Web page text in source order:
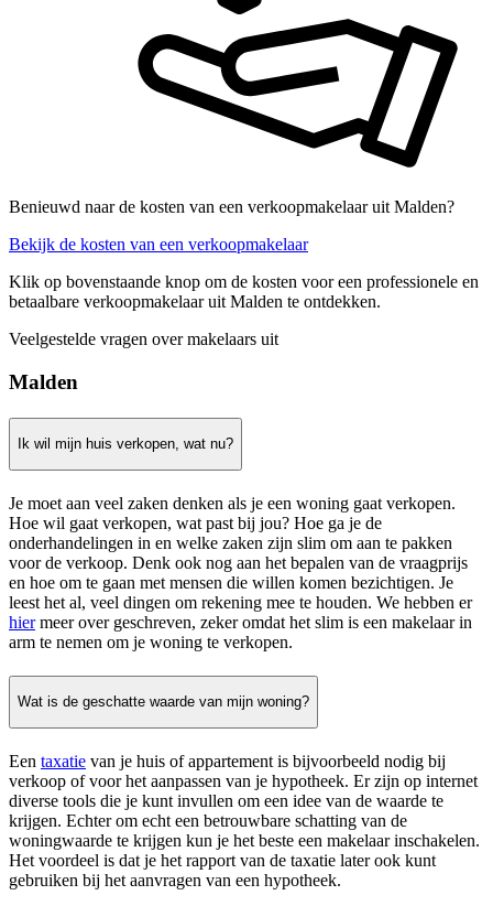
Benieuwd naar de kosten van een verkoopmakelaar uit Malden?
Bekijk de kosten van een verkoopmakelaar
Klik op bovenstaande knop om de kosten voor een professionele en
betaalbare verkoopmakelaar uit Malden te ontdekken.
Veelgestelde vragen over makelaars uit
Malden
Ik wil mijn huis verkopen, wat nu?
Je moet aan veel zaken denken als je een woning gaat verkopen.
Hoe wil gaat verkopen, wat past bij jou? Hoe ga je de
onderhandelingen in en welke zaken zijn slim om aan te pakken
voor de verkoop. Denk ook nog aan het bepalen van de vraagprijs
en hoe om te gaan met mensen die willen komen bezichtigen. Je
leest het al, veel dingen om rekening mee te houden. We hebben er
hiermeer over geschreven, zeker omdat het slim is een makelaar in
arm te nemen om je woning te verkopen.
Wat is de geschatte waarde van mijn woning?
Een taxatie van je huis of appartement is bijvoorbeeld nodig bij
verkoop of voor het aanpassen van je hypotheek. Er zijn op internet
diverse tools die je kunt invullen om een idee van de waarde te
krijgen. Echter om echt een betrouwbare schatting van de
woningwaarde te krijgen kun je het beste een makelaar inschakelen.
Het voordeel is dat je het rapport van de taxatie later ook kunt
gebruiken bij het aanvragen van een hypotheek.